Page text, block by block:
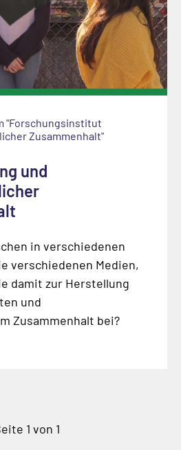
"Forschungsinstitut
Zusammenhalt"
und
in verschiedenen
verschiedenen Medien,
damit zur Herstellung
und
Zusammenhalt bei?
1 von 1